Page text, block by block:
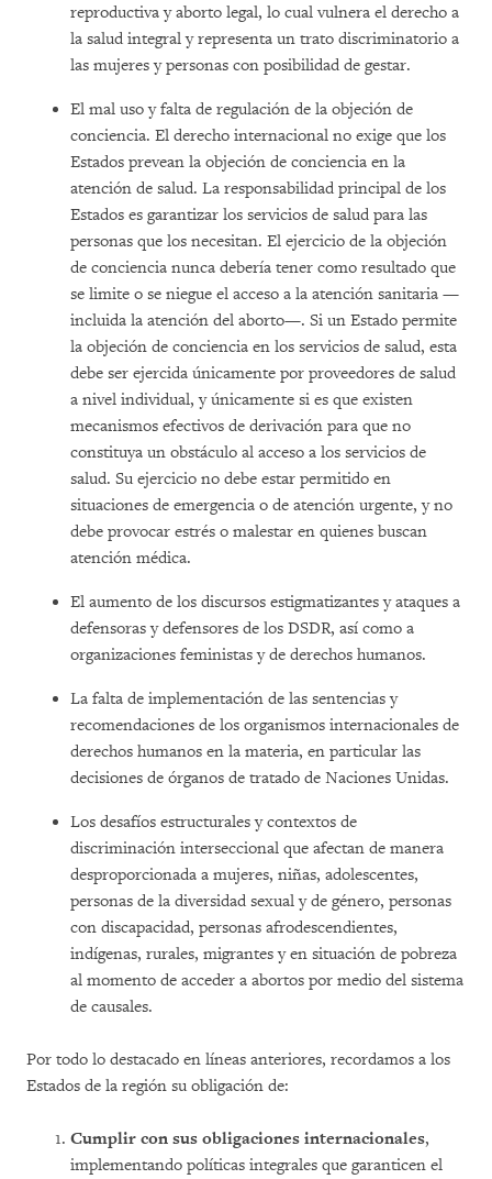
reproductiva y aborto legal, lo cual vulnera el derecho a
la salud integral y representa un trato discriminatorio a
las mujeres y personas con posibilidad de gestar.
El mal uso y falta de regulación de la objeción de
conciencia. El derecho internacional no exige que los
Estados prevean la objeción de conciencia en la
atención de salud. La responsabilidad principal de los
Estados es garantizar los servicios de salud para las
personas que los necesitan. El ejercicio de la objeción
de conciencia nunca debería tener como resultado que
se limite o se niegue el acceso a la atención sanitaria —
incluida la atención del aborto—. Si un Estado permite
la objeción de conciencia en los servicios de salud, esta
debe ser ejercida únicamente por proveedores de salud
a nivel individual, y únicamente si es que existen
mecanismos efectivos de derivación para que no
constituya un obstáculo al acceso a los servicios de
salud. Su ejercicio no debe estar permitido en
situaciones de emergencia o de atención urgente, y no
debe provocar estrés o malestar en quienes buscan
atención médica.
El aumento de los discursos estigmatizantes y ataques a
defensoras y defensores de los DSDR, así como a
organizaciones feministas y de derechos humanos.
La falta de implementación de las sentencias y
recomendaciones de los organismos internacionales de
derechos humanos en la materia, en particular las
decisiones de órganos de tratado de Naciones Unidas.
Los desafíos estructurales y contextos de
discriminación interseccional que afectan de manera
desproporcionada a mujeres, niñas, adolescentes,
personas de la diversidad sexual y de género, personas
con discapacidad, personas afrodescendientes,
indígenas, rurales, migrantes y en situación de pobreza
al momento de acceder a abortos por medio del sistema
de causales.
Por todo lo destacado en líneas anteriores, recordamos a los
Estados de la región su obligación de:
Cumplir con sus obligaciones internacionales,
implementando políticas integrales que garanticen el